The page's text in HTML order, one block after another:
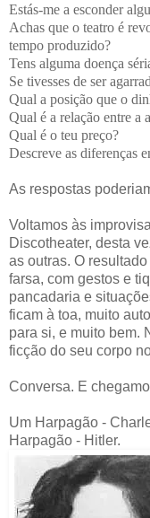
Estás-me a esconder
Achas que o teatro é
tempo produzido?
Tens alguma doença
Se tivesses de ser
Qual a posição que o
Qual é a relação entre a
Qual é o teu preço?
Descreve as diferenças
As respostas
Voltamos às
Discotheater, desta
as outras. O
farsa, com gestos e
pancadaria e
ficam à toa, muito
para si, e muito bem.
ficção do seu corpo
Conversa. E
Um Harpagão -
Harpagão - Hitler.